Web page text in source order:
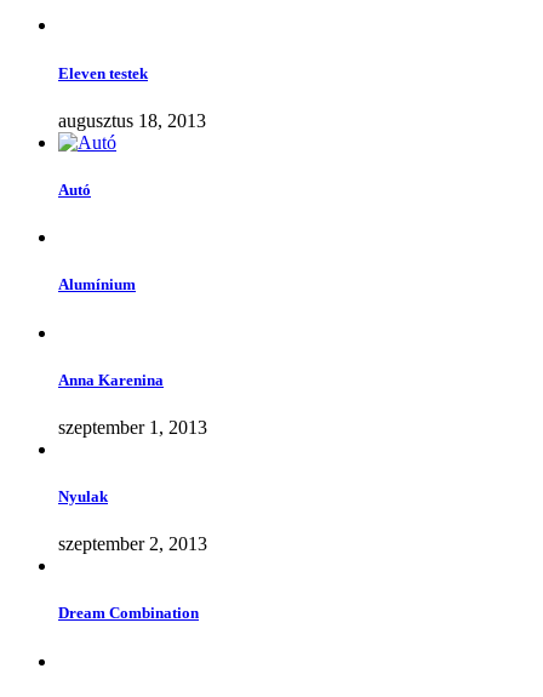
Eleven testek
augusztus 18, 2013
Autó
Alumínium
Anna Karenina
szeptember 1, 2013
Nyulak
szeptember 2, 2013
Dream Combination